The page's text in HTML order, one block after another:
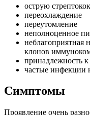
острую
переохлаждение
переутомление
неполноценное
неблагоприятная
клонов
принадлежность
частые инфекции
Симптомы
Проявление очень